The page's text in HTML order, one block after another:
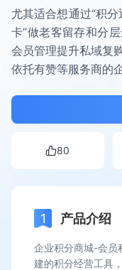
尤其适合想通过“积
卡”做老客留存和分
会员管理提升私域复
依托有赞等服务商的
80
产品介绍
企业积分商城-会员
建的积分经营工具